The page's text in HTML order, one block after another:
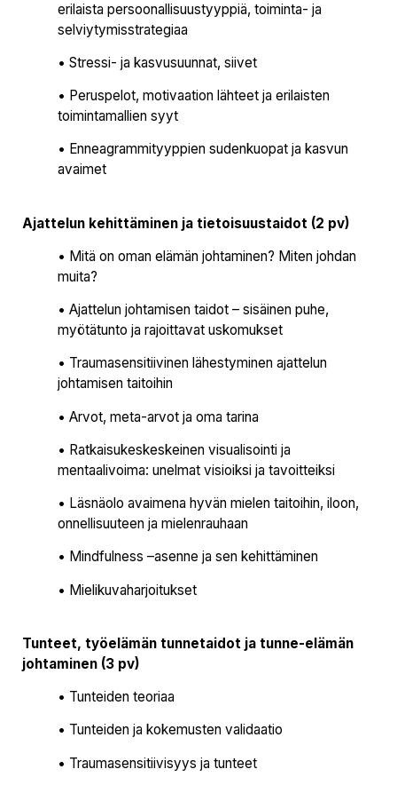
erilaista persoonallisuustyyppiä, toiminta- ja
selviytymisstrategiaa
• Stressi- ja kasvusuunnat, siivet
• Peruspelot, motivaation lähteet ja erilaisten
toimintamallien syyt
• Enneagrammityyppien sudenkuopat ja kasvun
avaimet
Ajattelun kehittäminen ja tietoisuustaidot (2 pv)
• Mitä on oman elämän johtaminen? Miten johdan
muita?
• Ajattelun johtamisen taidot – sisäinen puhe,
myötätunto ja rajoittavat uskomukset
• Traumasensitiivinen lähestyminen ajattelun
johtamisen taitoihin
• Arvot, meta-arvot ja oma tarina
• Ratkaisukeskeskeinen visualisointi ja
mentaalivoima: unelmat visioiksi ja tavoitteiksi
• Läsnäolo avaimena hyvän mielen taitoihin, iloon,
onnellisuuteen ja mielenrauhaan
• Mindfulness –asenne ja sen kehittäminen
• Mielikuvaharjoitukset
Tunteet, työelämän tunnetaidot ja tunne-elämän
johtaminen (3 pv)
• Tunteiden teoriaa
• Tunteiden ja kokemusten validaatio
• Traumasensitiivisyys ja tunteet